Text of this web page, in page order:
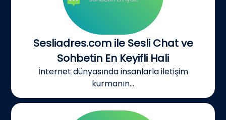
Sesliadres.com ile Sesli Chat ve
Sohbetin En Keyifli Hali
İnternet dünyasında insanlarla iletişim
kurmanın...